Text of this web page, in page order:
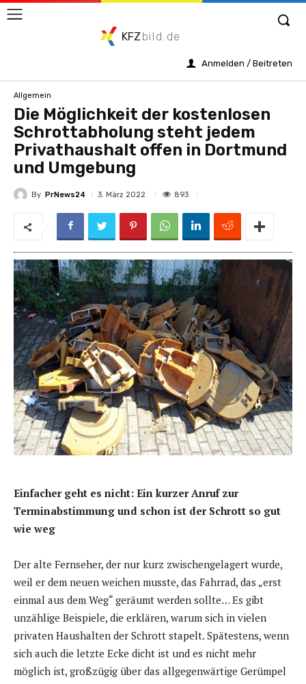
KFZ bild.de
Anmelden / Beitreten
Allgemein
Die Möglichkeit der kostenlosen
Schrottabholung steht jedem
Privathaushalt offen in Dortmund
und Umgebung
By PrNews24 3. März 2022 893
Einfacher geht es nicht: Ein kurzer Anruf zur
Terminabstimmung und schon ist der Schrott so gut
wie weg
Der alte Fernseher, der nur kurz zwischengelagert wurde,
weil er dem neuen weichen musste, das Fahrrad, das „erst
einmal aus dem Weg“ geräumt werden sollte… Es gibt
unzählige Beispiele, die erklären, warum sich in vielen
privaten Haushalten der Schrott stapelt. Spätestens, wenn
sich auch die letzte Ecke dicht ist und es nicht mehr
möglich ist, großzügig über das allgegenwärtige Gerümpel